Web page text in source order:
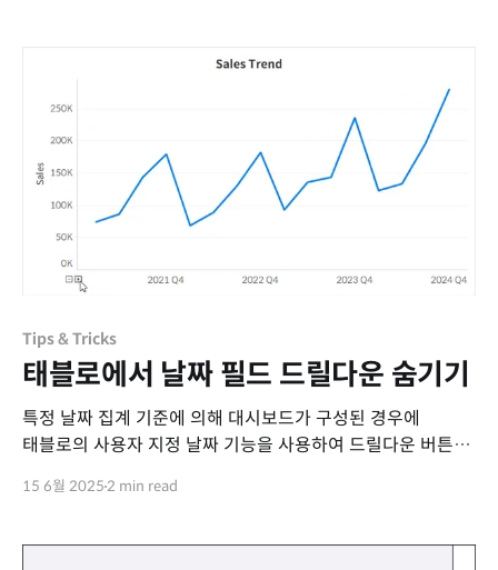
어떤 지역명과 맵핑이 되는지 설명합니다. 한국의 지리정보가
등록되어 있는 지역 구분은 다음의 3가지입니다.
Tips & Tricks
태블로에서 날짜 필드 드릴다운 숨기기
특정 날짜 집계 기준에 의해 대시보드가 구성된 경우에
태블로의 사용자 지정 날짜 기능을 사용하여 드릴다운 버튼을
15 6월 20252 min read